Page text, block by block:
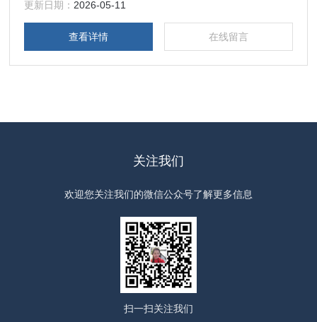
内，达到杀灭害虫的目的。
更新日期： 2026-05-11
查看详情 在线留言
关注我们
欢迎您关注我们的微信公众号了解更多信息
扫一扫关注我们